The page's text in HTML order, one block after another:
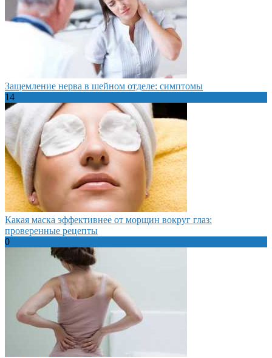
Защемление нерва в шейном отделе: симптомы
14
Какая маска эффективнее от морщин вокруг глаз:
проверенные рецепты
0